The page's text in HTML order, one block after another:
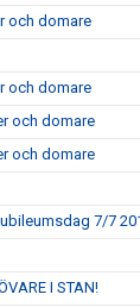
och domare
och domare
och domare
och domare
7/7
I STAN!